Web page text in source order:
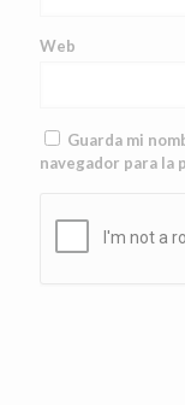
Web
Guarda mi
navegador para la